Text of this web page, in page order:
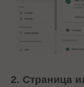
2. Страница